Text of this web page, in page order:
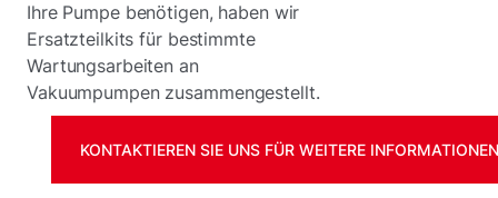
Ihre Pumpe benötigen, haben wir
Ersatzteilkits für bestimmte
Wartungsarbeiten an
Vakuumpumpen zusammengestellt.
KONTAKTIEREN SIE UNS FÜR WEITERE INFORMATIONEN